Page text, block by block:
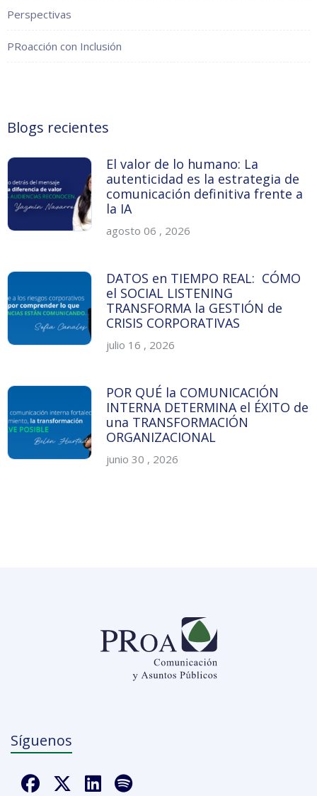
Perspectivas
PRoacción con Inclusión
Blogs recientes
El valor de lo humano: La
autenticidad es la estrategia de
comunicación definitiva frente a
la IA
agosto 06 , 2026
DATOS en TIEMPO REAL: CÓMO
el SOCIAL LISTENING
TRANSFORMA la GESTIÓN de
CRISIS CORPORATIVAS
julio 16 , 2026
POR QUÉ la COMUNICACIÓN
INTERNA DETERMINA el ÉXITO de
una TRANSFORMACIÓN
ORGANIZACIONAL
junio 30 , 2026
Síguenos